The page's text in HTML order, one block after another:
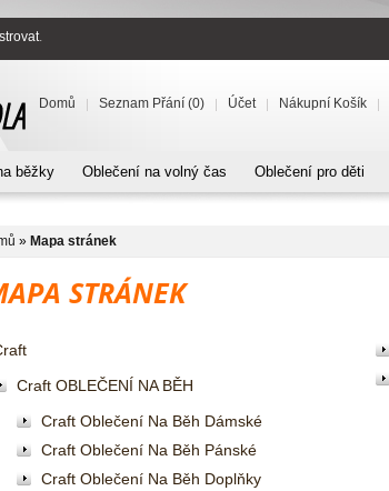
.
Domů Seznam Přání (0) Účet Nákupní Košík
běžky Oblečení na volný čas Oblečení pro děti
» Mapa stránek
STRÁNEK
Craft OBLEČENÍ NA BĚH
Craft Oblečení Na Běh Dámské
Craft Oblečení Na Běh Pánské
Craft Oblečení Na Běh Doplňky